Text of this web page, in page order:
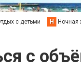
с детьми Н Ночная
с